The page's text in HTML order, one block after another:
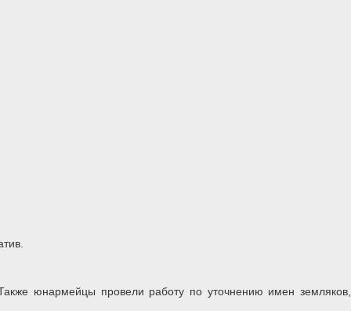
юнармейцы провели работу по уточнению имен земляков,